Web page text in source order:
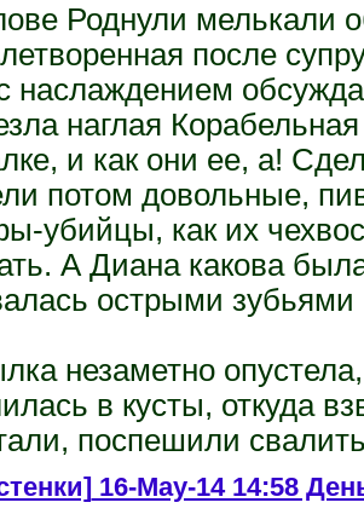
Роднули мелькали
после
наслаждением
наглая
и как они ее, а!
потом довольные,
убийцы, как их
А Диана какова
острыми
незаметно
в кусты, откуда
поспешили
16-May-14 14:58